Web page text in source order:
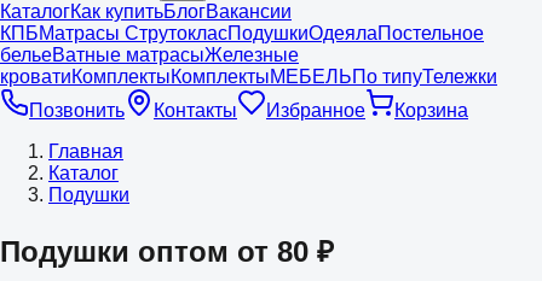
КаталогКак купитьБлогВакансии
КПБМатрасы СтрутокласПодушкиОдеялаПостельное
бельеВатные матрасыЖелезные
кроватиКомплектыКомплектыМЕБЕЛЬПо типуТележки
Позвонить
Контакты Избранное
Корзина
Главная
Каталог
Подушки
Подушки оптом от 80 ₽